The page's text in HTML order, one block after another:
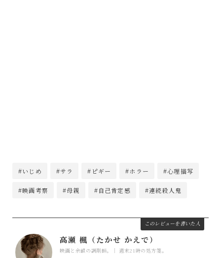
#いじめ #サラ #ピギー #ホラー #心理描写
#映画考察 #母親 #自己肯定感 #連続殺人鬼
このレビューを書いた人
高瀬 楓（たかせ かえで）
映画と余韻の調剤師。｜ 週末21時の処方箋。